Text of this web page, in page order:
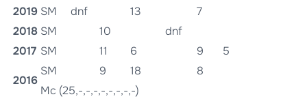
2019 SM dnf 13
7
2018 SM 10
dnf
2017 SM 11 6 9 5
2016
SM 9 18
8
Mc (25,-,-,-,-,-,-,-,-)